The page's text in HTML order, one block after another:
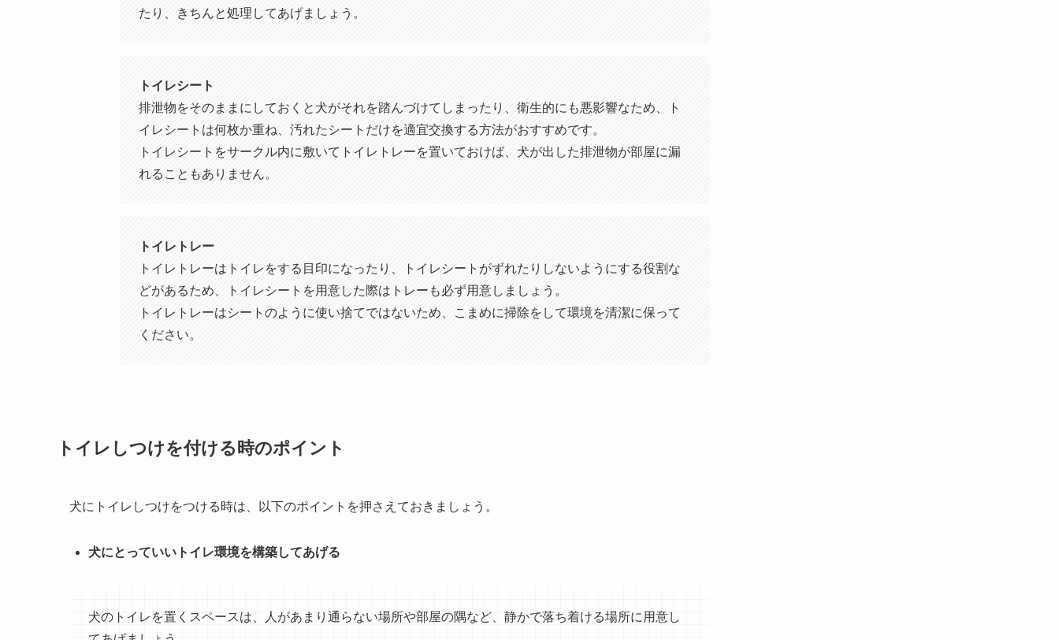
たり、きちんと処理してあげましょう。
トイレシート
排泄物をそのままにしておくと犬がそれを踏んづけてしまったり、衛生的にも悪影響なため、ト
イレシートは何枚か重ね、汚れたシートだけを適宜交換する方法がおすすめです。
トイレシートをサークル内に敷いてトイレトレーを置いておけば、犬が出した排泄物が部屋に漏
れることもありません。
トイレトレー
トイレトレーはトイレをする目印になったり、トイレシートがずれたりしないようにする役割な
どがあるため、トイレシートを用意した際はトレーも必ず用意しましょう。
トイレトレーはシートのように使い捨てではないため、こまめに掃除をして環境を清潔に保って
ください。
トイレしつけを付ける時のポイント
犬にトイレしつけをつける時は、以下のポイントを押さえておきましょう。
犬にとっていいトイレ環境を構築してあげる
犬のトイレを置くスペースは、人があまり通らない場所や部屋の隅など、静かで落ち着ける場所に用意し